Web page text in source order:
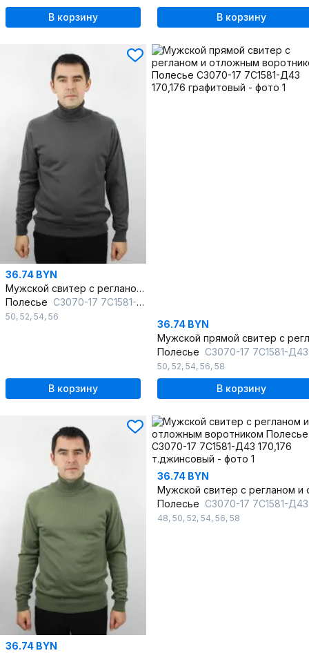
В корзину В корзину
36.74 BYN
Мужской свитер с регланом и отложным воротником
Полесье С3070-17 7С1581-Д43 182,188 графитовый
50, 52, 54, 56
В корзину
36.74 BYN
Полесье С3070-17 7С1581-Д43 170,176
50, 52, 54, 56, 58
В корзину
36.74 BYN
36.74 BYN
Полесье С3070-17 7С1581-Д43 170,176
48, 50, 52, 54, 56, 58